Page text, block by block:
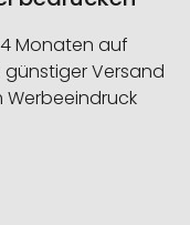
Monaten auf
günstiger Versand
Werbeeindruck